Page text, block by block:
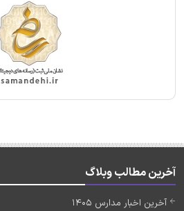
آخرین مطالب وبلاگ
آخرین اخبار مدارس 1405